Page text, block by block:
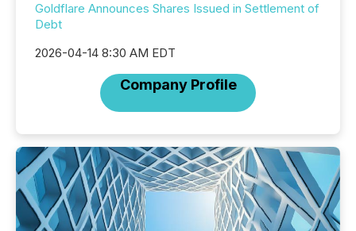
Goldflare Announces Shares Issued in Settlement of
Debt
2026-04-14 8:30 AM EDT
Company Profile